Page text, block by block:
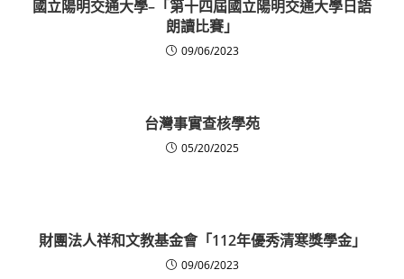
國立陽明交通大學–「第十四屆國立陽明交通大學日語
朗讀比賽」
09/06/2023
台灣事實查核學苑
05/20/2025
財團法人祥和文教基金會「112年優秀清寒獎學金」
09/06/2023